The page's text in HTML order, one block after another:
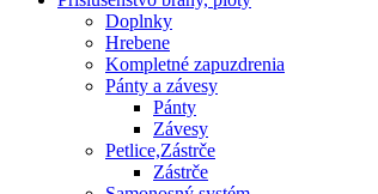
Doplnky
Hrebene
Kompletné zapuzdrenia
Pánty a závesy
Pánty
Závesy
Petlice,Zástrče
Zástrče